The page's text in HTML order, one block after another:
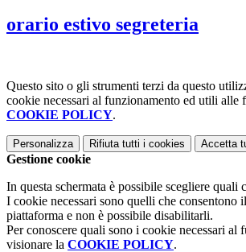
orario estivo segreteria
Questo sito o gli strumenti terzi da questo
cookie necessari al funzionamento ed utili alle
COOKIE POLICY.
Personalizza Rifiuta tutti i cookies Accetta
Gestione cookie
In questa schermata è possibile scegliere quali
I cookie necessari sono quelli che consentono
piattaforma e non è possibile disabilitarli.
Per conoscere quali sono i cookie necessari al
visionare la COOKIE POLICY.